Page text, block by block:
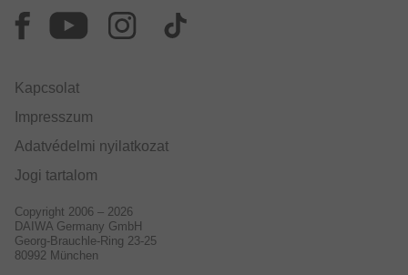
Kapcsolat
Impresszum
Adatvédelmi nyilatkozat
Jogi tartalom
Copyright 2006 – 2026
DAIWA Germany GmbH
Georg-Brauchle-Ring 23-25
80992 München